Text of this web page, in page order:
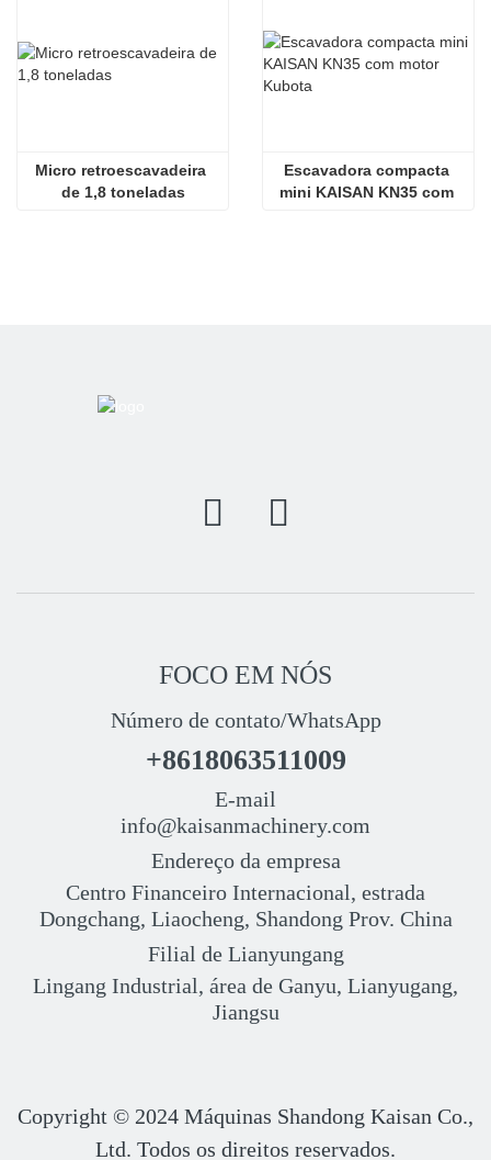
Micro retroescavadeira
de 1,8 toneladas
Escavadora compacta
mini KAISAN KN35 com
FOCO EM NÓS
Número de contato/WhatsApp
+8618063511009
E-mail
info@kaisanmachinery.com
Endereço da empresa
Centro Financeiro Internacional, estrada
Dongchang, Liaocheng, Shandong Prov. China
Filial de Lianyungang
Lingang Industrial, área de Ganyu, Lianyugang,
Jiangsu
Copyright © 2024 Máquinas Shandong Kaisan Co.,
Ltd. Todos os direitos reservados.